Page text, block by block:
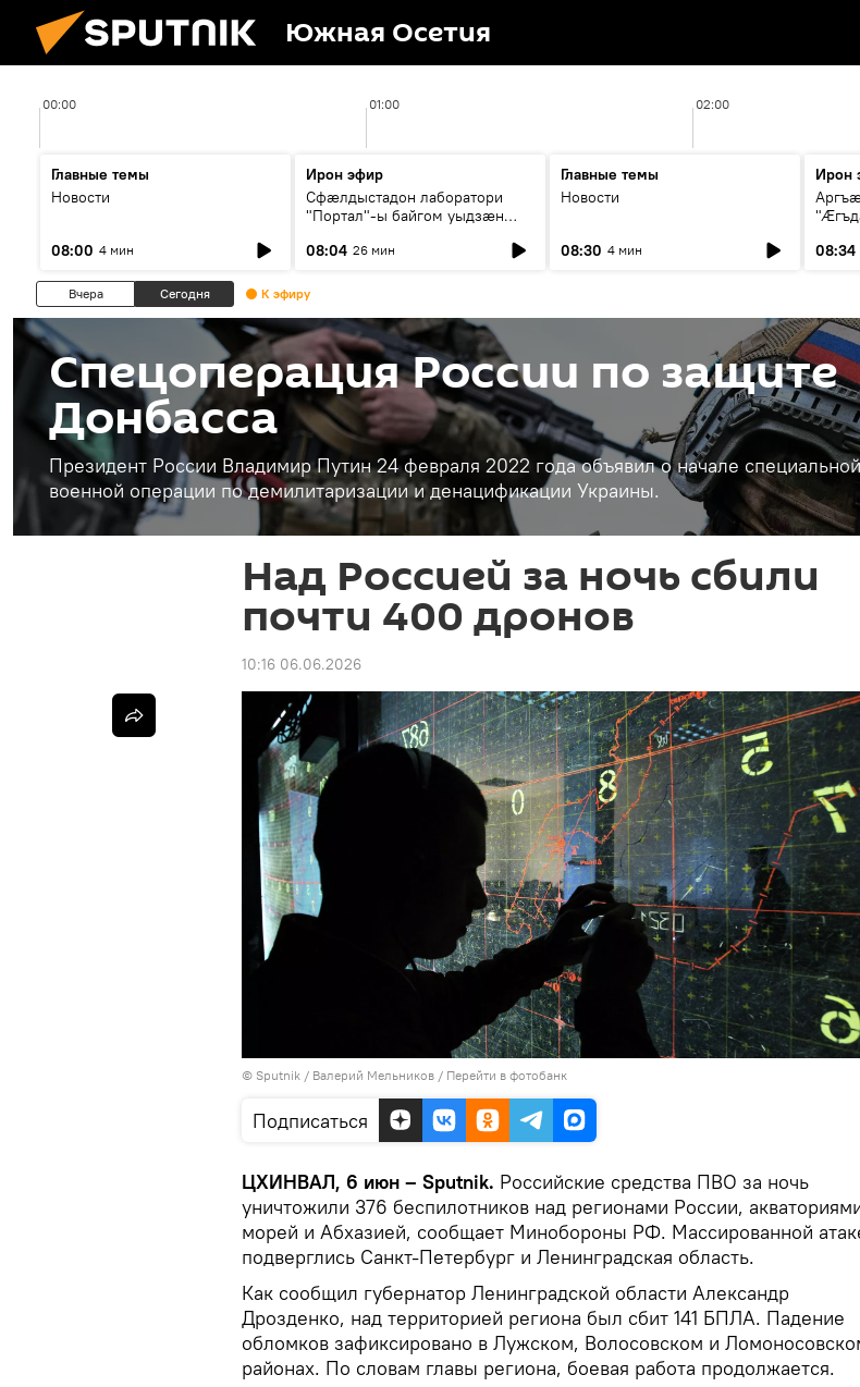
Южная Осетия
00:00 01:00 02:00
Главные темы
Новости
08:00 4 мин
Ирон эфир
Сфæлдыстадон лаборатори
"Портал"-ы байгом уыдзæн
Æхсары куыстыты равдыст
08:04 26 мин
Главные темы
Новости
08:30 4 мин
Ирон
08:34
Вчера Сегодня К эфиру
Спецоперация России по защите
Донбасса
Президент России Владимир Путин 24 февраля 2022 года объявил о начале специальной
военной операции по демилитаризации и денацификации Украины.
Над Россией за ночь сбили
почти 400 дронов
10:16 06.06.2026
© Sputnik / Валерий Мельников / Перейти в фотобанк
Подписаться
ЦХИНВАЛ, 6 июн – Sputnik. Российские средства ПВО за ночь
уничтожили 376 беспилотников над регионами России,
морей и Абхазией, сообщает Минобороны РФ. Массированной
подверглись Санкт-Петербург и Ленинградская область.
Как сообщил губернатор Ленинградской области Александр
Дрозденко, над территорией региона был сбит 141 БПЛА. Падение
обломков зафиксировано в Лужском, Волосовском и
районах. По словам главы региона, боевая работа продолжается.